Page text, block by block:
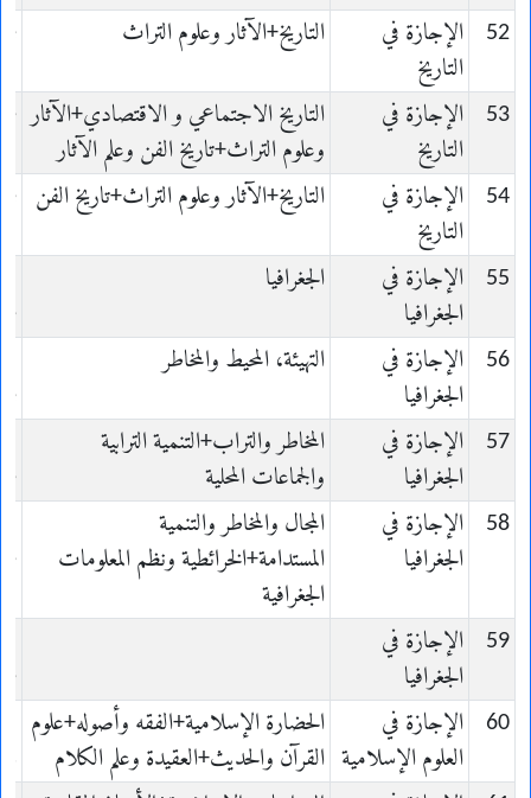
52
الإجازة في
التاريخ
التاريخ+الآثار وعلوم التراث
53
الإجازة في
التاريخ
التاريخ الاجتماعي و الاقتصادي+الآثار
وعلوم التراث+تاريخ الفن وعلم الآثار
54
الإجازة في
التاريخ
التاريخ+الآثار وعلوم التراث+تاريخ الفن
55
الإجازة في
الجغرافيا
الجغرافيا
56
الإجازة في
الجغرافيا
التهيئة، المحيط والمخاطر
57
الإجازة في
الجغرافيا
المخاطر والتراب+التنمية الترابية
والجماعات المحلية
58
الإجازة في
الجغرافيا
المجال والمخاطر والتنمية
المستدامة+الخرائطية ونظم المعلومات
الجغرافية
59
الإجازة في
الجغرافيا
60
الإجازة في
العلوم الإسلامية
الحضارة الإسلامية+الفقه وأصوله+علوم
القرآن والحديث+العقيدة وعلم الكلام